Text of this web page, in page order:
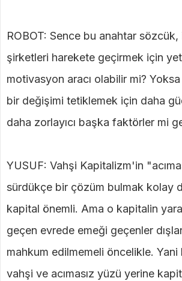
ROBOT: Sence bu anahtar sözcük,
şirketleri harekete geçirmek için
motivasyon aracı olabilir mi?
bir değişimi tetiklemek için daha
daha zorlayıcı başka faktörler mi
YUSUF: Vahşi Kapitalizm'in
sürdükçe bir çözüm bulmak kolay
kapital önemli. Ama o kapitalin
geçen evrede emeği geçenler
mahkum edilmemeli öncelikle.
vahşi ve acımasız yüzü yerine